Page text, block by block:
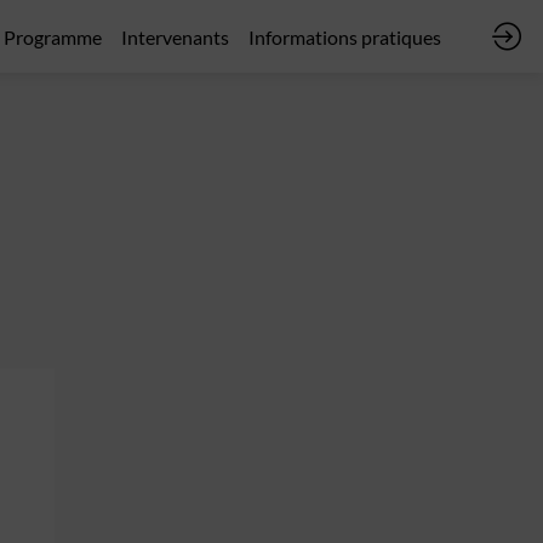
Programme Intervenants Informations pratiques